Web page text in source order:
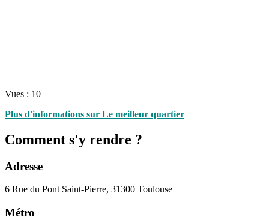
Vues : 10
Plus d'informations sur Le meilleur quartier
Comment s'y rendre ?
Adresse
6 Rue du Pont Saint-Pierre, 31300 Toulouse
Métro